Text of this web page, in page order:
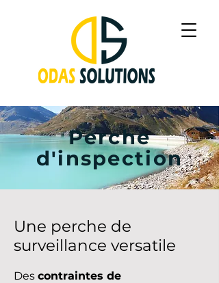
Perche
d'inspection
Une perche de
surveillance versatile
Des contraintes de